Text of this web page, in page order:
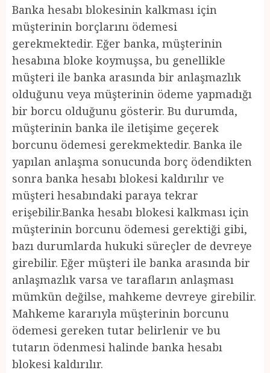
Banka hesabı blokesinin kalkması için
müşterinin borçlarını ödemesi
gerekmektedir. Eğer banka, müşterinin
hesabına bloke koymuşsa, bu genellikle
müşteri ile banka arasında bir anlaşmazlık
olduğunu veya müşterinin ödeme yapmadığı
bir borcu olduğunu gösterir. Bu durumda,
müşterinin banka ile iletişime geçerek
borcunu ödemesi gerekmektedir. Banka ile
yapılan anlaşma sonucunda borç ödendikten
sonra banka hesabı blokesi kaldırılır ve
müşteri hesabındaki paraya tekrar
erişebilir.Banka hesabı blokesi kalkması için
müşterinin borcunu ödemesi gerektiği gibi,
bazı durumlarda hukuki süreçler de devreye
girebilir. Eğer müşteri ile banka arasında bir
anlaşmazlık varsa ve tarafların anlaşması
mümkün değilse, mahkeme devreye girebilir.
Mahkeme kararıyla müşterinin borcunu
ödemesi gereken tutar belirlenir ve bu
tutarın ödenmesi halinde banka hesabı
blokesi kaldırılır.